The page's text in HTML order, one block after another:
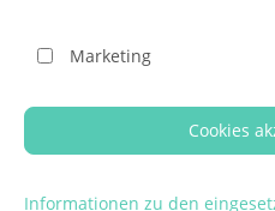
Impressum
© 2026 - Template
Marketing
Cookies
Informationen zu den